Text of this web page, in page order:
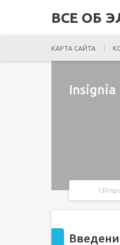
ВСЕ ОБ
КАРТА САЙТА
Insignia
130